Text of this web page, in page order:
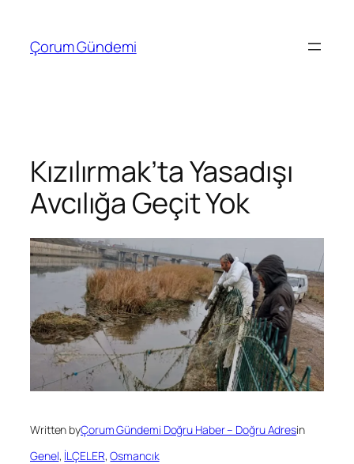
Çorum Gündemi
Kızılırmak’ta Yasadışı
Avcılığa Geçit Yok
Written byÇorum Gündemi Doğru Haber – Doğru Adresin
Genel, İLÇELER, Osmancık